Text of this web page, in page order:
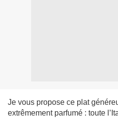
Je vous propose ce plat
extrêmement parfumé : toute